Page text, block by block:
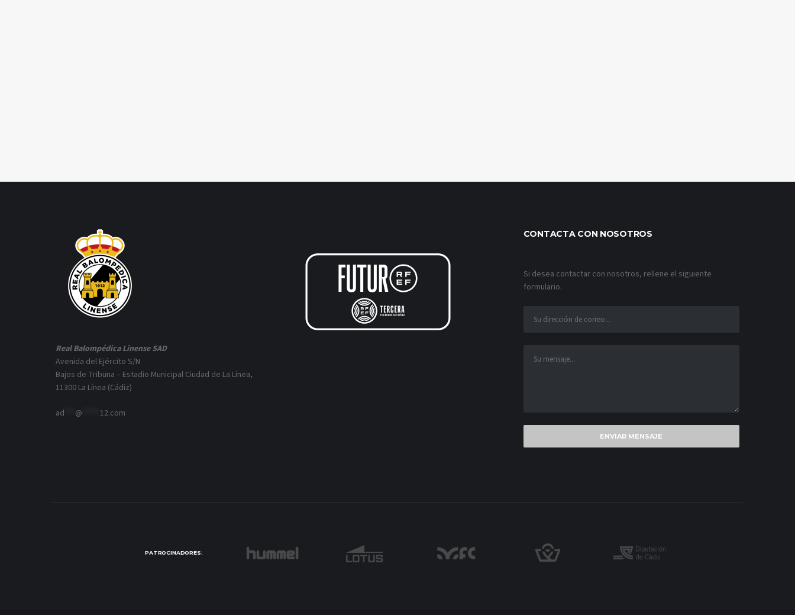
Real Balompédica Linense SAD
Avenida del Ejército S/N
Bajos de Tribuna – Estadio Municipal Ciudad de La Línea,
11300 La Línea (Cádiz)
ad @ 12.com
CONTACTA CON NOSOTROS
Si desea contactar con nosotros, rellene el siguiente
formulario.
PATROCINADORES: